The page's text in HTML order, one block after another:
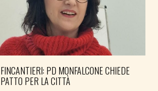
FINCANTIERI: PD MONFALCONE CHIEDE
PATTO PER LA CITTÀ